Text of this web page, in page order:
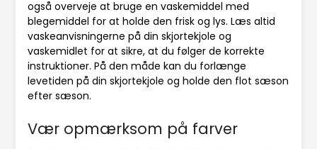
også overveje at bruge en vaskemiddel med
blegemiddel for at holde den frisk og lys. Læs altid
vaskeanvisningerne på din skjortekjole og
vaskemidlet for at sikre, at du følger de korrekte
instruktioner. På den måde kan du forlænge
levetiden på din skjortekjole og holde den flot sæson
efter sæson.
Vær opmærksom på farver